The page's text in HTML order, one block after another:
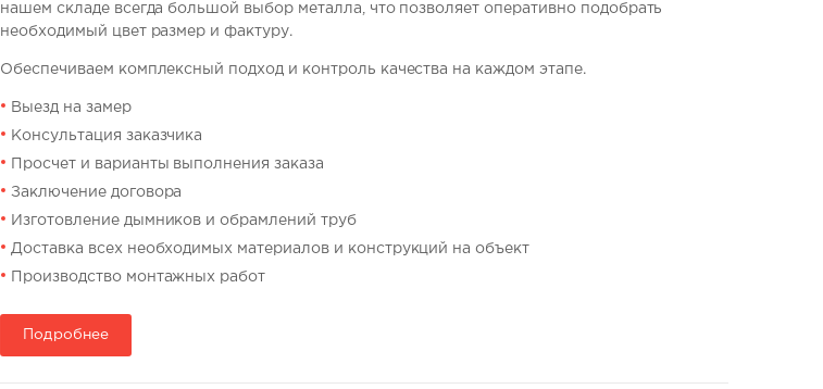
нашем складе всегда большой выбор металла, что позволяет оперативно подобрать
необходимый цвет размер и фактуру.
Обеспечиваем комплексный подход и контроль качества на каждом этапе.
Выезд на замер
Консультация заказчика
Просчет и варианты выполнения заказа
Заключение договора
Изготовление дымников и обрамлений труб
Доставка всех необходимых материалов и конструкций на объект
Производство монтажных работ
Подробнее